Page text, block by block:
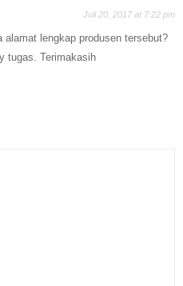
Juli 20, 2017 at 7:22 pm
alamat lengkap produsen tersebut?
tugas. Terimakasih